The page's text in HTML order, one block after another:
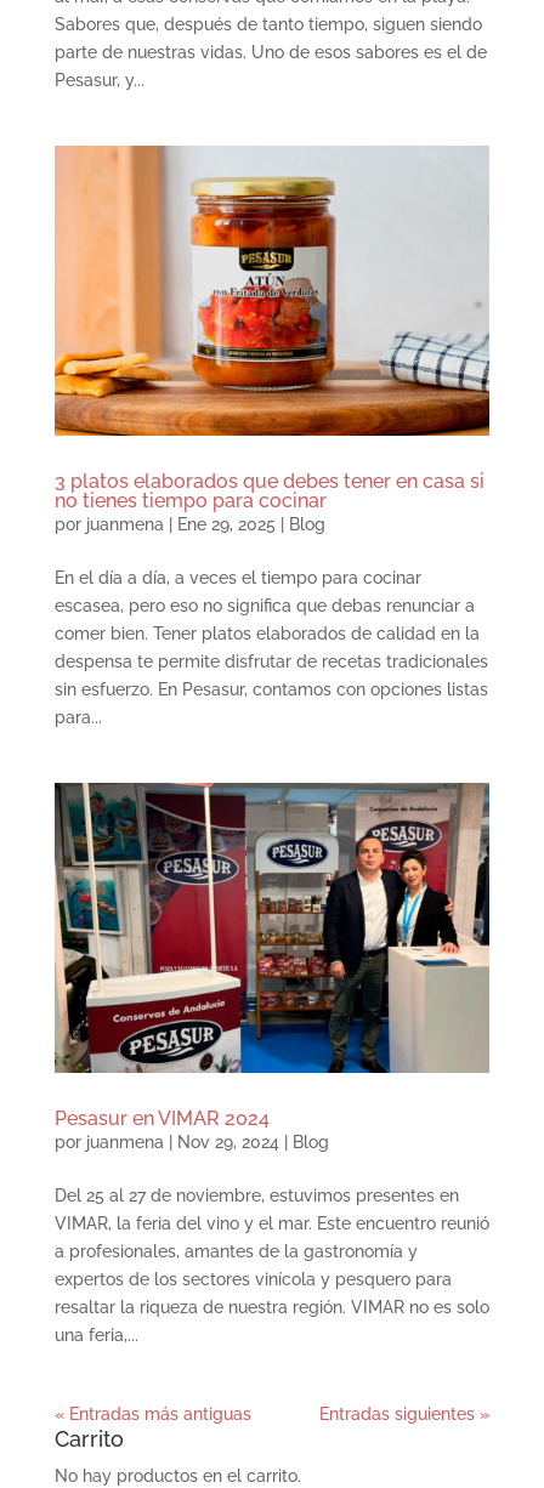
Sabores que, después de tanto tiempo, siguen siendo
parte de nuestras vidas. Uno de esos sabores es el de
Pesasur, y...
3 platos elaborados que debes tener en casa si
no tienes tiempo para cocinar
por juanmena Ene 29, 2025 Blog
En el día a día, a veces el tiempo para cocinar
escasea, pero eso no significa que debas renunciar a
comer bien. Tener platos elaborados de calidad en la
despensa te permite disfrutar de recetas tradicionales
sin esfuerzo. En Pesasur, contamos con opciones listas
para...
Pesasur en VIMAR 2024
por juanmena Nov 29, 2024 Blog
Del 25 al 27 de noviembre, estuvimos presentes en
VIMAR, la feria del vino y el mar. Este encuentro reunió
a profesionales, amantes de la gastronomía y
expertos de los sectores vinícola y pesquero para
resaltar la riqueza de nuestra región. VIMAR no es solo
una feria,...
« Entradas más antiguas Entradas siguientes »
Carrito
No hay productos en el carrito.